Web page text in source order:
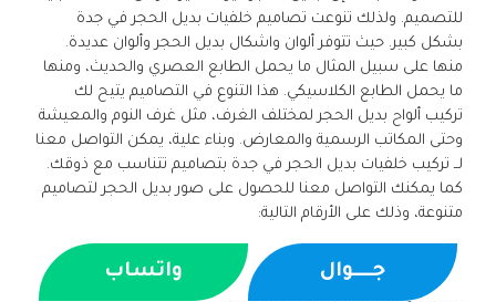
للتصميم. ولذلك تنوعت تصاميم خلفيات بديل الحجر في جدة
بشكل كبير. حيث تتوفر ألوان واشكال بديل الحجر وألوان عديدة.
منها على سبيل المثال ما يحمل الطابع العصري والحديث، ومنها
ما يحمل الطابع الكلاسيكي. هذا التنوع في التصاميم يتيح لك
تركيب ألواح بديل الحجر لمختلف الغرف، مثل غرف النوم والمعيشة
وحتى المكاتب الرسمية والمعارض. وبناء علية، يمكن التواصل معنا
لــ تركيب خلفيات بديل الحجر في جدة بتصاميم تتناسب مع ذوقك.
كما يمكنك التواصل معنا للحصول على صور بديل الحجر لتصاميم
متنوعة، وذلك على الأرقام التالية:
جــــوال واتساب